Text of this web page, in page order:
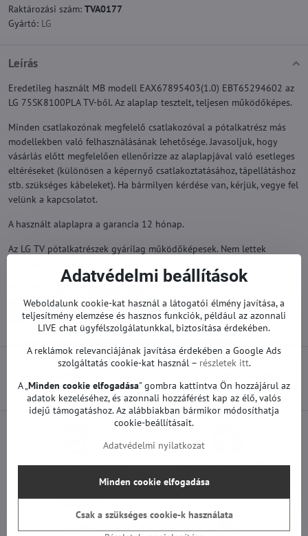
Raktározási szám: TVA0177
Gyártó: LG
Leírás
Eredetileg használt MB modell EAX67895403(1.0) EBT65294602 az
LG 75SK8100PLA TV-ből. Az alaplap tesztelt, teljesen működőképes.
Minden csatlakozónak megfelelő csatlakozóval a pótalkatrész más
modellekben való felhasználásának lehetősége. Javasoljuk, hogy
vásárlás előtt megfelelően ellenőrizze az alaplapjával való esetleges
eltéréseket (különösen a képernyő csatlakoztatásához, tápellátáshoz
stb. szükséges kábeleket). Ha bármilyen kérdése van, kérjük, vegye fel
velünk a kapcsolatot.
A használt alaplapra a garancia 12 hónap.
Az LG TV pótalkatrészek gyárilag működőképesek. Nem lettek
Pótalkatrészek | LG TV Alaplapok | LG TV
Minden termékünket
teszteljük
Szállítás csak 1490 Ft
25 000 Ft felett ingyenes a szállítás
Adatvédelmi beállítások
Weboldalunk cookie-kat használ a látogatói élmény javítása, a
teljesítmény elemzése és hasznos funkciók, például az azonnali
LIVE chat ügyfélszolgálatunkkal, biztosítása érdekében.
A reklámok relevanciájának javítása érdekében a Google Ads
szolgáltatás cookie-kat használ – részletek itt.
A „ Minden cookie elfogadása" gombra kattintva Ön hozzájárul az
adatok kezeléséhez, és azonnali hozzáférést kap az élő, valós
idejű támogatáshoz. Az alábbiakban bármikor módosíthatja
cookie-beállításait.
Adatvédelmi nyilatkozat
Minden cookie elfogadása
Csak a szükséges cookie-k használata